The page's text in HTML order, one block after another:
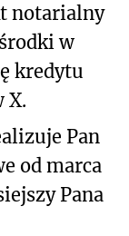
notarialny
w
kredytu
X.
Pan
od marca
Pana